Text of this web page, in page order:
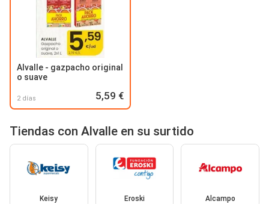
Alvalle - gazpacho original
o suave
2 días 5,59 €
Tiendas con Alvalle en su surtido
Keisy Eroski Alcampo